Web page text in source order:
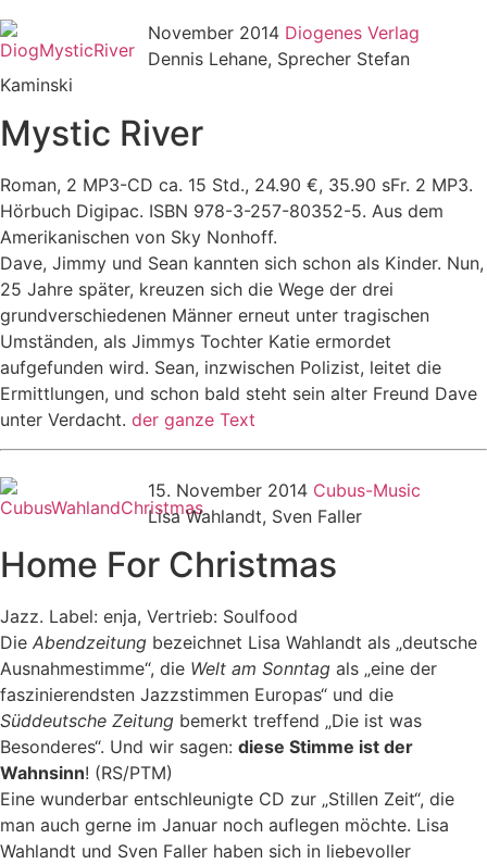
November 2014 Diogenes Verlag
Dennis Lehane, Sprecher Stefan
Kaminski
Mystic River
Roman, 2 MP3-CD ca. 15 Std., 24.90 €, 35.90 sFr. 2 MP3.
Hörbuch Digipac. ISBN 978-3-257-80352-5. Aus dem
Amerikanischen von Sky Nonhoff.
Dave, Jimmy und Sean kannten sich schon als Kinder. Nun,
25 Jahre später, kreuzen sich die Wege der drei
grundverschiedenen Männer erneut unter tragischen
Umständen, als Jimmys Tochter Katie ermordet
aufgefunden wird. Sean, inzwischen Polizist, leitet die
Ermittlungen, und schon bald steht sein alter Freund Dave
unter Verdacht. der ganze Text
15. November 2014 Cubus-Music
Lisa Wahlandt, Sven Faller
Home For Christmas
Jazz. Label: enja, Vertrieb: Soulfood
Die Abendzeitung bezeichnet Lisa Wahlandt als „deutsche
Ausnahmestimme“, die Welt am Sonntag als „eine der
faszinierendsten Jazzstimmen Europas“ und die
Süddeutsche Zeitung bemerkt treffend „Die ist was
Besonderes“. Und wir sagen: diese Stimme ist der
Wahnsinn! (RS/PTM)
Eine wunderbar entschleunigte CD zur „Stillen Zeit“, die
man auch gerne im Januar noch auflegen möchte. Lisa
Wahlandt und Sven Faller haben sich in liebevoller